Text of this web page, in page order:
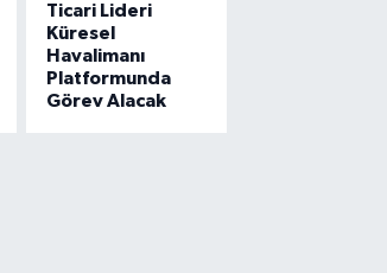
Ticari Lideri
Küresel
Havalimanı
Platformunda
Görev Alacak